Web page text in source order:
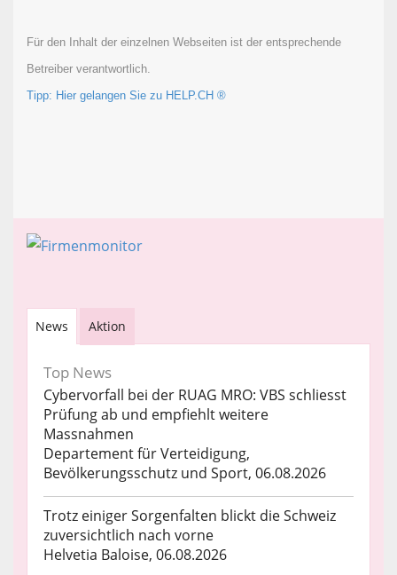
Für den Inhalt der einzelnen Webseiten ist der entsprechende
Betreiber verantwortlich.
Tipp: Hier gelangen Sie zu HELP.CH ®
News Aktion
Top News
Cybervorfall bei der RUAG MRO: VBS schliesst
Prüfung ab und empfiehlt weitere
Massnahmen
Departement für Verteidigung,
Bevölkerungsschutz und Sport, 06.08.2026
Trotz einiger Sorgenfalten blickt die Schweiz
zuversichtlich nach vorne
Helvetia Baloise, 06.08.2026